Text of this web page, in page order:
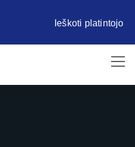
Ieškoti platintojo